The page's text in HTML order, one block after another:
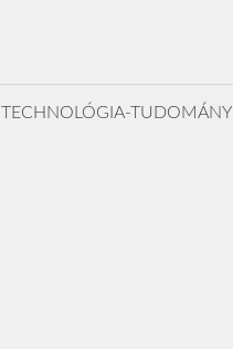
TECHNOLÓGIA-TUDOMÁNY